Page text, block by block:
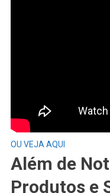
OU VEJA AQUI
Além de
Produtos e